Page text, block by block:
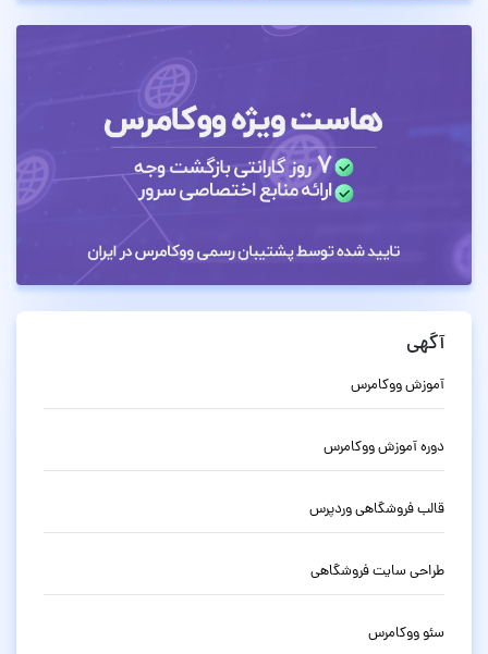
آگهی
آموزش ووکامرس
دوره آموزش ووکامرس
قالب فروشگاهی وردپرس
طراحی سایت فروشگاهی
سئو ووکامرس